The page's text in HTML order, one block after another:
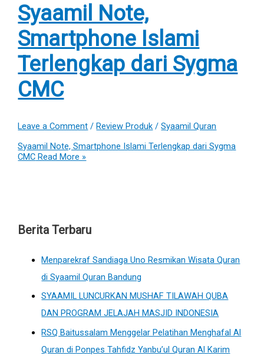
Syaamil Note,
Smartphone Islami
Terlengkap dari Sygma
CMC
Leave a Comment /Review Produk /Syaamil Quran
Syaamil Note, Smartphone Islami Terlengkap dari Sygma
CMC Read More »
Berita Terbaru
Menparekraf Sandiaga Uno Resmikan Wisata Quran
di Syaamil Quran Bandung
SYAAMIL LUNCURKAN MUSHAF TILAWAH QUBA
DAN PROGRAM JELAJAH MASJID INDONESIA
RSQ Baitussalam Menggelar Pelatihan Menghafal Al
Quran di Ponpes Tahfidz Yanbu’ul Quran Al Karim